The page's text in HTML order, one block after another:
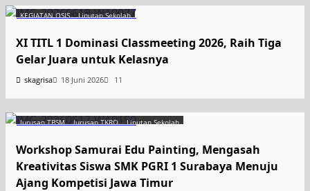
KEGIATAN OSIS Liputan Sekolah
XI TITL 1 Dominasi Classmeeting 2026, Raih Tiga
Gelar Juara untuk Kelasnya
skagrisa 18 Juni 2026 11
Jurusan TBSM Jurusan TKRO Liputan Sekolah
Workshop Samurai Edu Painting, Mengasah
Kreativitas Siswa SMK PGRI 1 Surabaya Menuju
Ajang Kompetisi Jawa Timur